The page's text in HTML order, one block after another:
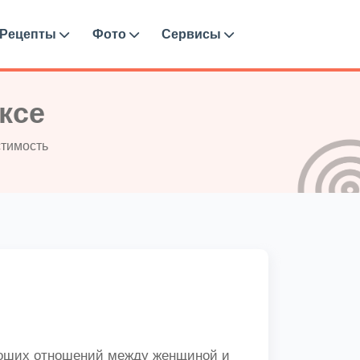
Рецепты Фото Сервисы
отношений между женщиной и